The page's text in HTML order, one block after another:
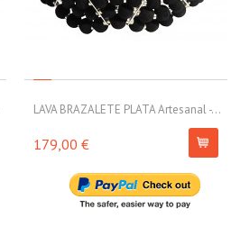
LAVA BRAZALETE PLATA Artesanal -...
179,00 €